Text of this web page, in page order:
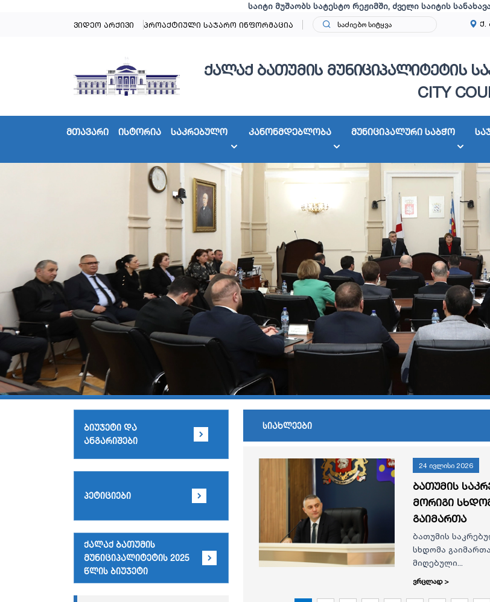
საიტი მუშაობს სატესტო რეჟიმში, ძველი საიტის
ვიდეო არქივი
პროაქტიული საჯარო ინფორმაცია ქ.
ქალაქ ბათუმის მუნიციპალიტეტის
CITY
მთავარი ისტორია საკრებულო კანონმდებლობა მუნიციპალური საბჭო
ბიუჯეტი და
ანგარიშები
პეტიციები
ქალაქ ბათუმის
მუნიციპალიტეტის 2025
წლის ბიუჯეტი
სიახლეები
24 ივლისი 2026
ბათუმის
მორიგი
გაიმართა
ბათუმის
სხდომა
მიღებული...
ვრცლად >